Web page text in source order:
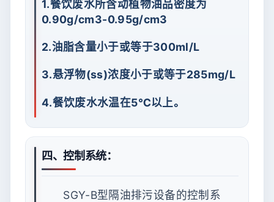
1.餐饮废水所含动植物油品密度为
0.90g/cm3-0.95g/cm3
2.油脂含量小于或等于300ml/L
3.悬浮物(ss)浓度小于或等于285mg/L
4.餐饮废水水温在5℃以上。
四、控制系统：
SGY-B型隔油排污设备的控制系